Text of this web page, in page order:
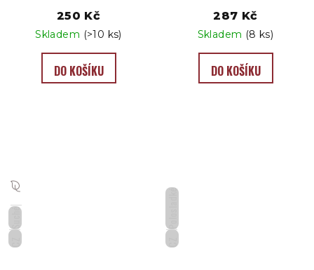
250 Kč
Skladem (>10 ks)
DO KOŠÍKU
287 Kč
Skladem (8 ks)
DO KOŠÍKU
CZ
Suché
CZ